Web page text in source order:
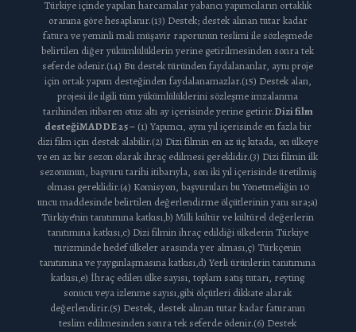
Türkiye içinde yapılan harcamalar yabancı yapımcıların ortaklık
oranına göre hesaplanır.(13) Destek; destek alınan tutar kadar
fatura ve yeminli mali müşavir raporunun teslimi ile sözleşmede
belirtilen diğer yükümlülüklerin yerine getirilmesinden sonra tek
seferde ödenir.(14) Bu destek türünden faydalananlar, aynı proje
için ortak yapım desteğinden faydalanamazlar.(15) Destek alan,
projesi ile ilgili tüm yükümlülüklerini sözleşme imzalanma
tarihinden itibaren otuz altı ay içerisinde yerine getirir.Dizi film
desteğiMADDE 25 –(1) Yapımcı, aynı yıl içerisinde en fazla bir
dizi film için destek alabilir.(2) Dizi filmin en az üç kıtada, on ülkeye
ve en az bir sezon olarak ihraç edilmesi gereklidir.(3) Dizi filmin ilk
sezonunun, başvuru tarihi itibarıyla, son iki yıl içerisinde üretilmiş
olması gereklidir.(4) Komisyon, başvuruları bu Yönetmeliğin 10
uncu maddesinde belirtilen değerlendirme ölçütlerinin yanı sıra;a)
Türkiye’nin tanıtımına katkısı,b) Milli kültür ve kültürel değerlerin
tanıtımına katkısı,c) Dizi filmin ihraç edildiği ülkelerin Türkiye
turizminde hedef ülkeler arasında yer alması,ç) Türkçenin
tanıtımına ve yaygınlaşmasına katkısı,d) Yerli ürünlerin tanıtımına
katkısı,e) İhraç edilen ülke sayısı, toplam satış tutarı, reyting
sonucu veya izlenme sayısı,gibi ölçütleri dikkate alarak
değerlendirir.(5) Destek, destek alınan tutar kadar faturanın
teslim edilmesinden sonra tek seferde ödenir.(6) Destek